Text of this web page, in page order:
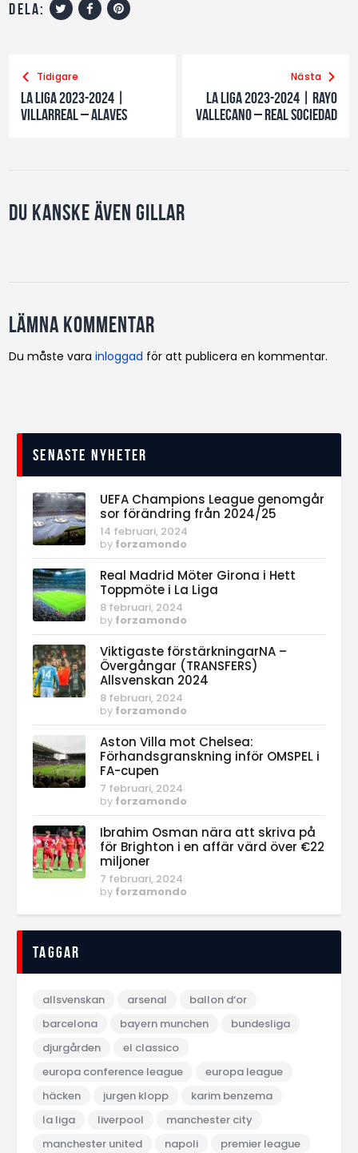
dela:
Tidigare
La Liga 2023-2024 |
Villarreal – Alaves
Nästa
La Liga 2023-2024 | Rayo
Vallecano – Real Sociedad
Du kanske även gillar
Lämna kommentar
Du måste varainloggad för att publicera en kommentar.
Senaste nyheter
UEFA Champions League genomgår
sor förändring från 2024/25
14 februari, 2024
by forzamondo
Real Madrid Möter Girona i Hett
Toppmöte i La Liga
8 februari, 2024
by forzamondo
Viktigaste förstärkningarNA –
Övergångar (TRANSFERS)
Allsvenskan 2024
8 februari, 2024
by forzamondo
Aston Villa mot Chelsea:
Förhandsgranskning inför OMSPEL i
FA-cupen
7 februari, 2024
by forzamondo
Ibrahim Osman nära att skriva på
för Brighton i en affär värd över €22
miljoner
7 februari, 2024
by forzamondo
Taggar
allsvenskan arsenal
ballon d‘or
barcelona
bayern munchen
bundesliga
djurgården
el classico
europa conference league
europa league
häcken
jurgen klopp
karim benzema
la liga
liverpool
manchester city
manchester united
napoli
premier league